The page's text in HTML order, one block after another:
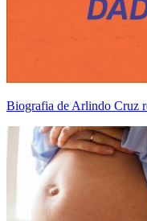
Biografia de Arlindo Cruz